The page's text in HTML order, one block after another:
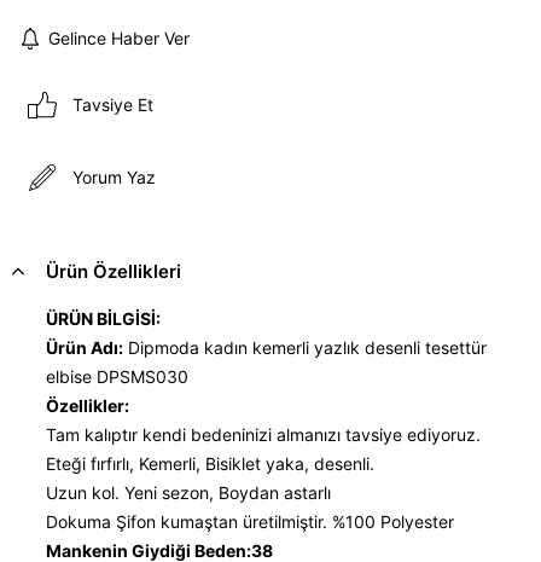
Gelince Haber Ver
Tavsiye Et
Yorum Yaz
Ürün Özellikleri
ÜRÜN BİLGİSİ:
Ürün Adı: Dipmoda kadın kemerli yazlık desenli tesettür
elbise DPSMS030
Özellikler:
Tam kalıptır kendi bedeninizi almanızı tavsiye ediyoruz.
Eteği fırfırlı, Kemerli, Bisiklet yaka, desenli.
Uzun kol. Yeni sezon, Boydan astarlı
Dokuma Şifon kumaştan üretilmiştir. %100 Polyester
Mankenin Giydiği Beden:38